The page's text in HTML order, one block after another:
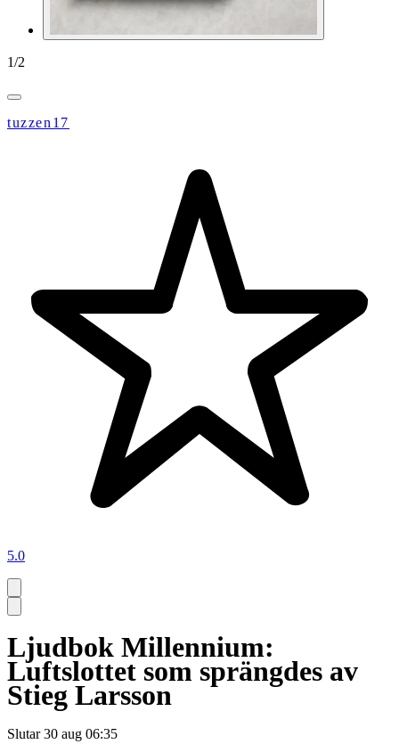
1/2
tuzzen17
5.0
Ljudbok Millennium:
Luftslottet som sprängdes av
Stieg Larsson
Slutar 30 aug 06:35